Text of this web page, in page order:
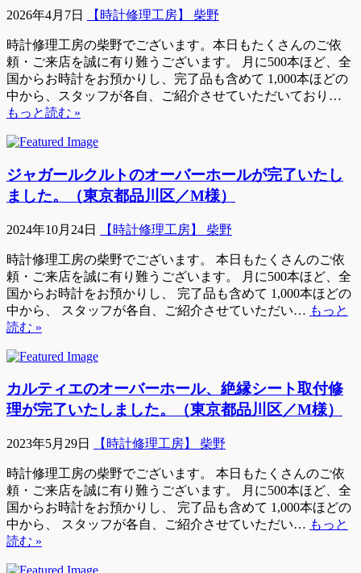
2026年4月7日 【時計修理工房】 柴野
時計修理工房の柴野でございます。本日もたくさんのご依
頼・ご来店を誠に有り難うございます。 月に500本ほど、全
国からお時計をお預かりし、完了品も含めて 1,000本ほどの
中から、スタッフが各自、ご紹介させていただいており…
もっと読む »
ジャガールクルトのオーバーホールが完了いたし
ました。（東京都品川区／M様）
2024年10月24日 【時計修理工房】 柴野
時計修理工房の柴野でございます。 本日もたくさんのご依
頼・ご来店を誠に有り難うございます。 月に500本ほど、全
国からお時計をお預かりし、 完了品も含めて 1,000本ほどの
中から、 スタッフが各自、ご紹介させていただい… もっと
読む »
カルティエのオーバーホール、絶縁シート取付修
理が完了いたしました。（東京都品川区／M様）
2023年5月29日 【時計修理工房】 柴野
時計修理工房の柴野でございます。 本日もたくさんのご依
頼・ご来店を誠に有り難うございます。 月に500本ほど、全
国からお時計をお預かりし、 完了品も含めて 1,000本ほどの
中から、 スタッフが各自、ご紹介させていただい… もっと
読む »